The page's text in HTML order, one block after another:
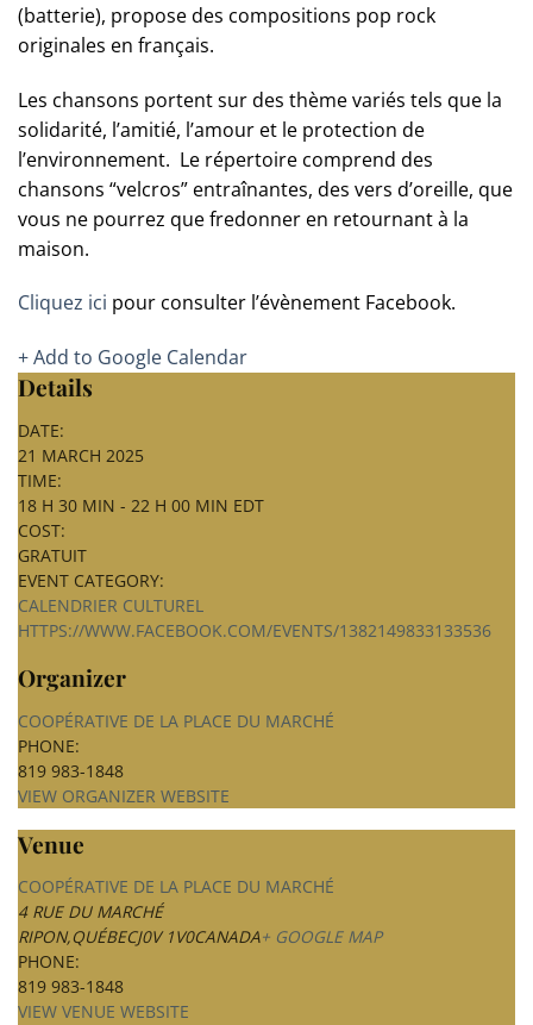
(batterie), propose des compositions pop rock
originales en français.
Les chansons portent sur des thème variés tels que la
solidarité, l’amitié, l’amour et le protection de
l’environnement. Le répertoire comprend des
chansons “velcros” entraînantes, des vers d’oreille, que
vous ne pourrez que fredonner en retournant à la
maison.
Cliquez ici pour consulter l’évènement Facebook.
+ Add to Google Calendar
Details
DATE:
21 MARCH 2025
TIME:
18 H 30 MIN - 22 H 00 MIN EDT
COST:
GRATUIT
EVENT CATEGORY:
CALENDRIER CULTUREL
HTTPS://WWW.FACEBOOK.COM/EVENTS/1382149833133536
Organizer
COOPÉRATIVE DE LA PLACE DU MARCHÉ
PHONE:
819 983-1848
VIEW ORGANIZER WEBSITE
Venue
COOPÉRATIVE DE LA PLACE DU MARCHÉ
4 RUE DU MARCHÉ
RIPON,QUÉBECJ0V 1V0CANADA+ GOOGLE MAP
PHONE:
819 983-1848
VIEW VENUE WEBSITE